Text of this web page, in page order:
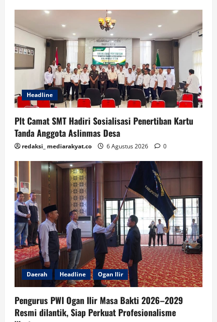
Headline
Plt Camat SMT Hadiri Sosialisasi Penertiban Kartu
Tanda Anggota Aslinmas Desa
redaksi_ mediarakyat.co 6 Agustus 2026 0
Daerah Headline Ogan Ilir
Pengurus PWI Ogan Ilir Masa Bakti 2026–2029
Resmi dilantik, Siap Perkuat Profesionalisme